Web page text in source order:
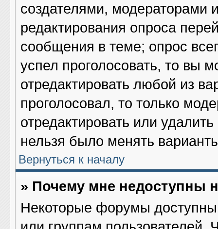
создателями, модераторами
редактирования опроса
сообщения в теме; опрос
успел проголосовать, то вы
отредактировать любой из
проголосовал, то только
отредактировать или
нельзя было менять
Вернуться к началу
» Почему мне недоступны
Некоторые форумы